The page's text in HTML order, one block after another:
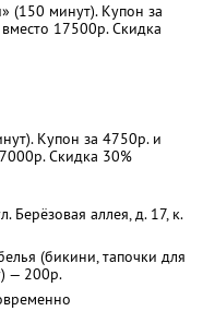
(150 минут). Купон за
17500р. Скидка
Купон за 4750р. и
Скидка 30%
Берёзовая аллея, д. 17, к.
(бикини, тапочки для
— 200р.